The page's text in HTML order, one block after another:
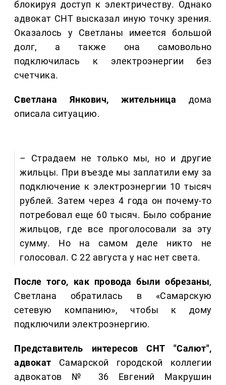
блокируя доступ к электричеству. Однако
адвокат СНТ высказал иную точку зрения.
Оказалось у Светланы имеется большой
долг, а также она самовольно
подключилась к электроэнергии без
счетчика.
Светлана Янкович, жительница дома
описала ситуацию.
– Страдаем не только мы, но и другие
жильцы. При въезде мы заплатили ему за
подключение к электроэнергии 10 тысяч
рублей. Затем через 4 года он почему-то
потребовал еще 60 тысяч. Было собрание
жильцов, где все проголосовали за эту
сумму. Но на самом деле никто не
голосовал. С 22 августа у нас нет света.
После того, как провода были обрезаны,
Светлана обратилась в «Самарскую
сетевую компанию», чтобы к дому
подключили электроэнергию.
Представитель интересов СНТ "Салют",
адвокат Самарской городской коллегии
адвокатов № 36 Евгений Макрушин